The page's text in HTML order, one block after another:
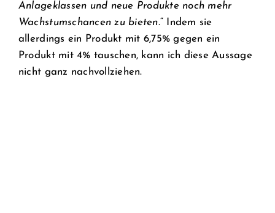
Anlageklassen und neue Produkte noch mehr
Wachstumschancen zu bieten.“ Indem sie
allerdings ein Produkt mit 6,75% gegen ein
Produkt mit 4% tauschen, kann ich diese Aussage
nicht ganz nachvollziehen.